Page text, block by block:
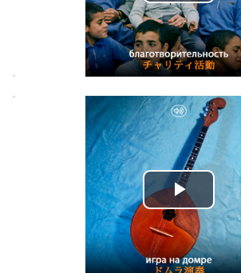
Video
Play
Video